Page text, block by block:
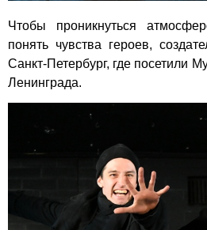
Чтобы проникнуться
понять чувства героев,
Санкт-Петербург, где посетили
Ленинграда.